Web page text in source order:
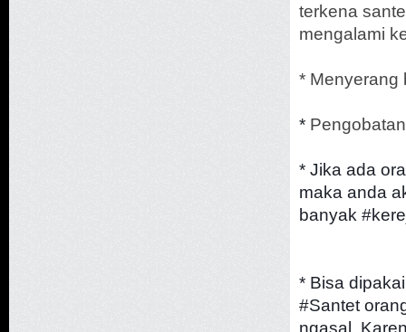
terkena
mengalami
* Menyerang
* Pengobatan
* Jika ada
maka anda
banyak #
* Bisa
#Santet
ngasal.